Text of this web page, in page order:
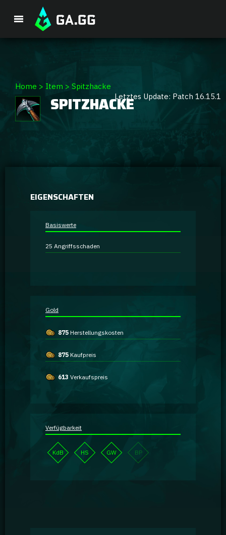
Spieler-Analyse
Home > Item > Spitzhacke
Letztes Update: Patch 16.15.1
SPITZHACKE
EIGENSCHAFTEN
Basiswerte
25 Angriffsschaden
Gold
875 Herstellungskosten
875 Kaufpreis
613 Verkaufspreis
Verfügbarkeit
KdB HS GW BP